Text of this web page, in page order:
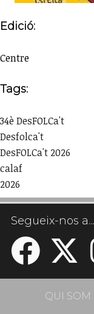
Edició:
Centre
Tags:
34è DesFOLCa't
Desfolca't
DesFOLCa't 2026
calaf
2026
Segueix-nos a...
QUI SOM